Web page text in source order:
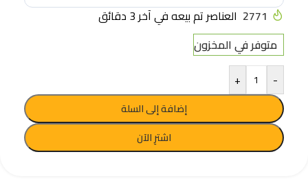
2771 العناصر تم بيعه في آخر 3 دقائق
متوفر في المخزون
-
+
إضافة إلى السلة
اشترِ الآن